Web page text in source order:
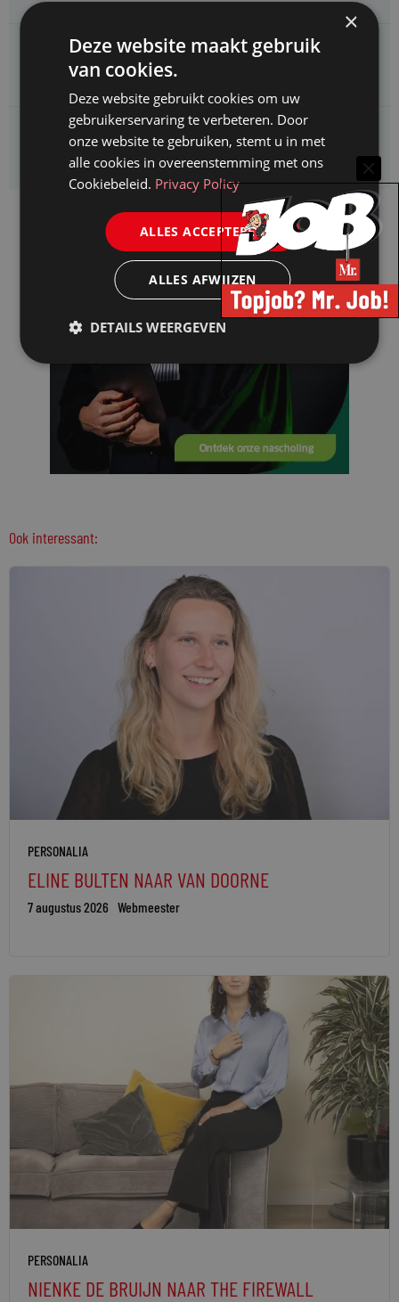
CAOP zoekt een
Juridisch adviseur (junior)
Kifid zoekt een
Jurist- secretaris
Ook interessant:
PERSONALIA
ELINE BULTEN NAAR VAN DOORNE
7 augustus 2026 Webmeester
PERSONALIA
NIENKE DE BRUIJN NAAR THE FIREWALL
×
Deze website maakt gebruik
van cookies.
Deze website gebruikt cookies om uw
gebruikerservaring te verbeteren. Door
onze website te gebruiken, stemt u in met
alle cookies in overeenstemming met ons
Cookiebeleid. Privacy Policy
ALLES ACCEPTEREN
ALLES AFWIJZEN
DETAILS WEERGEVEN